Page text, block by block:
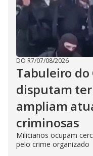
DO R7/07/08/2026
Tabuleiro
disputam
ampliam
criminosas
Milicianos ocupam
pelo crime organizado